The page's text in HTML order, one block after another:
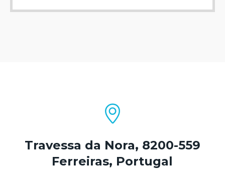
Travessa da Nora, 8200-559
Ferreiras, Portugal